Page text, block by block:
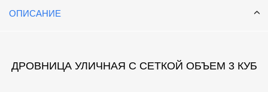
ОПИСАНИЕ
ДРОВНИЦА УЛИЧНАЯ С СЕТКОЙ ОБЪЕМ 3 КУБ